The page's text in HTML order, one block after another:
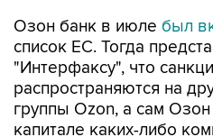
Озон банк в июле был
список ЕС. Тогда
"Интерфаксу", что
распространяются на
группы Ozon, а сам Озон
капитале каких-либо